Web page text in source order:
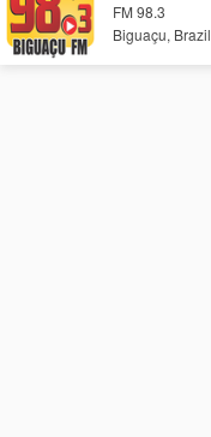
FM 98.3
Biguaçu, Brazil